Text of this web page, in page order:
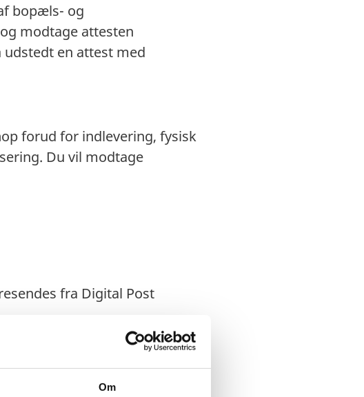
Om
bopæls- og
og modtage attesten
en attest med
forud for indlevering, fysisk
Du vil modtage
fra Digital Post
indleveres ved
kurer til
af fysisk underskrevne